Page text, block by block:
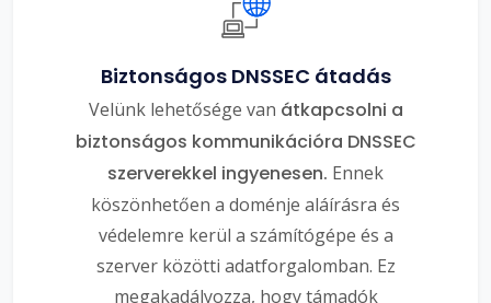
Biztonságos DNSSEC átadás
Velünk lehetősége van átkapcsolni a
biztonságos kommunikációra DNSSEC
szerverekkel ingyenesen. Ennek
köszönhetően a doménje aláírásra és
védelemre kerül a számítógépe és a
szerver közötti adatforgalomban. Ez
megakadályozza, hogy támadók